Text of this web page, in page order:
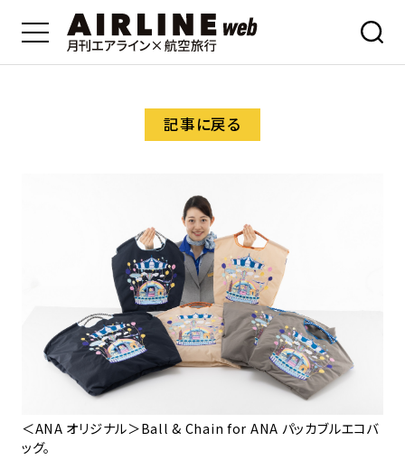
記事に戻る
＜ANA オリジナル＞Ball & Chain for ANA パッカブルエコバ
ッグ。